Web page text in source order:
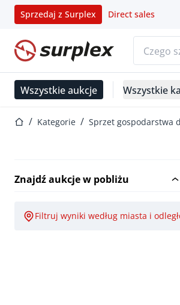
Sprzedaj z Surplex Direct sales
Strona główna
Wszystkie aukcje Wszystkie
Strona główna
Kategorie Sprzet gospodarstwa
Znajdź aukcje w pobliżu
Filtruj wyniki według miasta i